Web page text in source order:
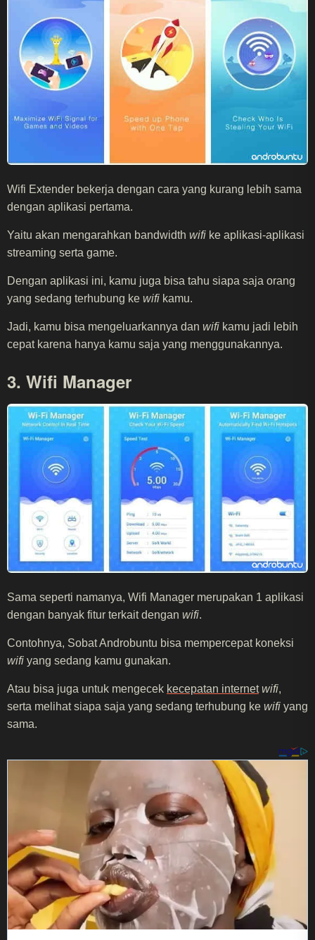
Wifi Extender bekerja dengan cara yang kurang lebih sama
dengan aplikasi pertama.
Yaitu akan mengarahkan bandwidth wifi ke aplikasi-aplikasi
streaming serta game.
Dengan aplikasi ini, kamu juga bisa tahu siapa saja orang
yang sedang terhubung ke wifi kamu.
Jadi, kamu bisa mengeluarkannya dan wifi kamu jadi lebih
cepat karena hanya kamu saja yang menggunakannya.
3. Wifi Manager
Sama seperti namanya, Wifi Manager merupakan 1 aplikasi
dengan banyak fitur terkait dengan wifi.
Contohnya, Sobat Androbuntu bisa mempercepat koneksi
wifi yang sedang kamu gunakan.
Atau bisa juga untuk mengecek kecepatan internet wifi,
serta melihat siapa saja yang sedang terhubung ke wifi yang
sama.